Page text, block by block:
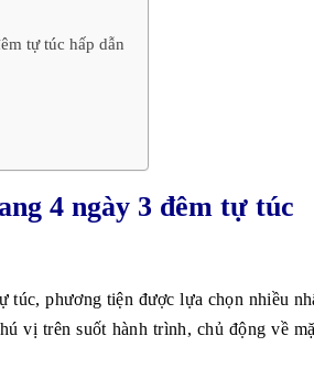
tự túc hấp dẫn
4 ngày 3 đêm tự túc
phương tiện được lựa chọn nhiều
vị trên suốt hành trình, chủ động về